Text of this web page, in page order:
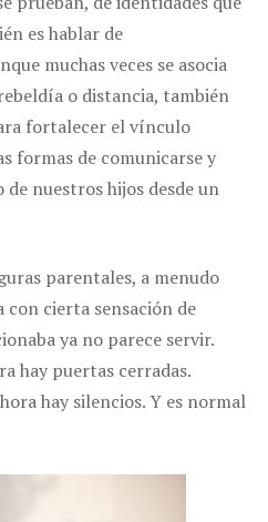
es hablar de
muchas veces se asocia
o distancia, también
fortalecer el vínculo
formas de comunicarse y
nuestros hijos desde un
parentales, a menudo
con cierta sensación de
ya no parece servir.
hay puertas cerradas.
hay silencios. Y es normal